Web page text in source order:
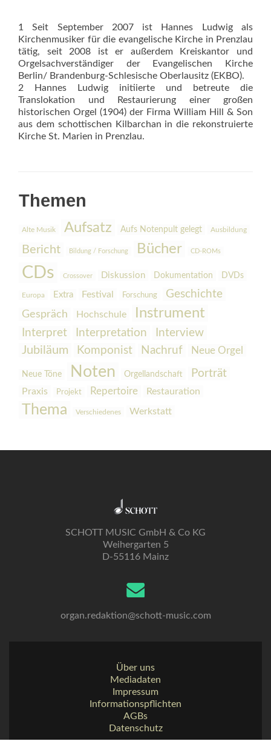
1 Seit September 2007 ist Hannes Ludwig als
Kirchenmusiker für die evangelische Kirche in Prenzlau
tätig, seit 2008 ist er außerdem Kreiskantor und
Orgelsachverständiger der Evangelischen Kirche
Berlin/ Brandenburg-Schlesische Oberlausitz (EKBO).
2 Hannes Ludwig initiierte und betreute die
Translokation und Restaurierung einer großen
historischen Orgel (1904) der Firma William Hill & Son
aus dem schottischen Kilbarchan in die rekonstruierte
Kirche St. Marien in Prenzlau.
Themen
Alte Musik Aufsatz Aufs Notenpult gelegt Ausbildung
Bericht Bildung / Forschung Bücher CD-ROMs
CDs Crossover Diskussion Dokumentation DVDs
Europa Extra Festival Forschung Geschichte
Gespräch Hochschule Instrument
Interpret Interpretation
Interview
Jubiläum
Komponist Nachruf Neue Orgel
Neue Töne Noten Orgellandschaft Porträt
Praxis Projekt Repertoire Restauration
Thema Verschiedenes Werkstatt
SCHOTT MUSIC GmbH & Co KG
Weihergarten 5
D-55116 Mainz
organ.redaktion@schott-music.com
Über uns
Mediadaten
Impressum
Informationspflichten
AGBs
Datenschutz